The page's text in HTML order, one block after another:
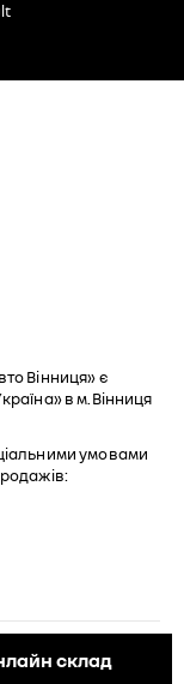
склад
Вінниця» є
в м.Вінниця
умовами
© 2026 Renault UA